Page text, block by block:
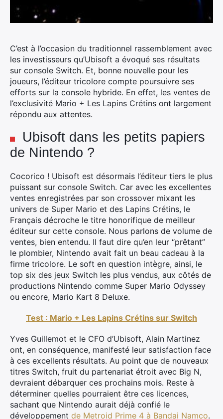
C’est à l’occasion du traditionnel rassemblement avec
les investisseurs qu’Ubisoft a évoqué ses résultats
sur console Switch. Et, bonne nouvelle pour les
joueurs, l’éditeur tricolore compte poursuivre ses
efforts sur la console hybride. En effet, les ventes de
l’exclusivité Mario + Les Lapins Crétins ont largement
répondu aux attentes.
Ubisoft dans les petits papiers
de Nintendo ?
Cocorico ! Ubisoft est désormais l’éditeur tiers le plus
puissant sur console Switch. Car avec les excellentes
ventes enregistrées par son crossover mixant les
univers de Super Mario et des Lapins Crétins, le
Français décroche le titre honorifique de meilleur
éditeur sur cette console. Nous parlons de volume de
ventes, bien entendu. Il faut dire qu’en leur “prêtant”
le plombier, Nintendo avait fait un beau cadeau à la
firme tricolore. Le soft en question intègre, ainsi, le
top six des jeux Switch les plus vendus, aux côtés de
productions Nintendo comme Super Mario Odyssey
ou encore, Mario Kart 8 Deluxe.
Test : Mario + Les Lapins Crétins sur Switch
Yves Guillemot et le CFO d’Ubisoft, Alain Martinez
ont, en conséquence, manifesté leur satisfaction face
à ces excellents résultats. Au point que de nouveaux
titres Switch, fruit du partenariat étroit avec Big N,
devraient débarquer ces prochains mois. Reste à
déterminer quelles pourraient être ces licences,
sachant que Nintendo aurait déjà confié le
développement de Metroid Prime 4 à Bandai Namco.